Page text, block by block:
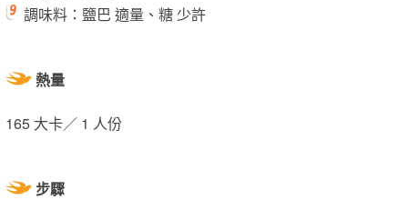
調味料：鹽巴 適量、糖 少許
熱量
165 大卡／ 1 人份
步驟